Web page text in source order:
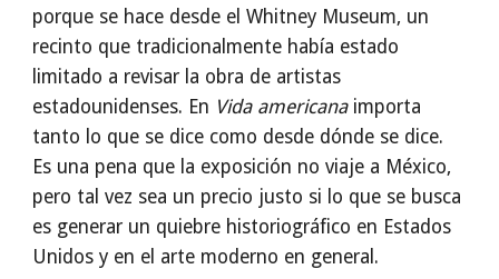
porque se hace desde el Whitney Museum, un
recinto que tradicionalmente había estado
limitado a revisar la obra de artistas
estadounidenses. En Vida americanaimporta
tanto lo que se dice como desde dónde se dice.
Es una pena que la exposición no viaje a México,
pero tal vez sea un precio justo si lo que se busca
es generar un quiebre historiográfico en Estados
Unidos y en el arte moderno en general.